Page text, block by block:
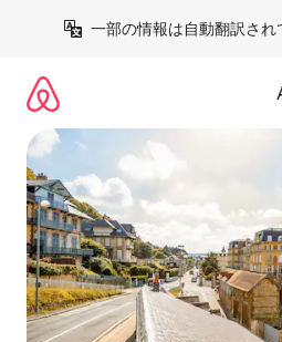
一部の情報は自動翻訳され